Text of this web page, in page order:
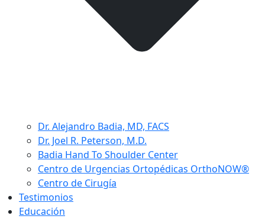
Dr. Alejandro Badia, MD, FACS
Dr. Joel R. Peterson, M.D.
Badia Hand To Shoulder Center
Centro de Urgencias Ortopédicas OrthoNOW®
Centro de Cirugía
Testimonios
Educación